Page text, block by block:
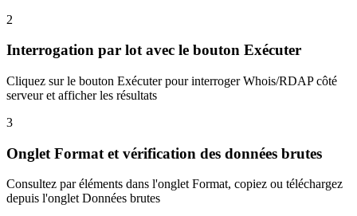
2
Interrogation par lot avec le bouton Exécuter
Cliquez sur le bouton Exécuter pour interroger Whois/RDAP côté
serveur et afficher les résultats
3
Onglet Format et vérification des données brutes
Consultez par éléments dans l'onglet Format, copiez ou téléchargez
depuis l'onglet Données brutes